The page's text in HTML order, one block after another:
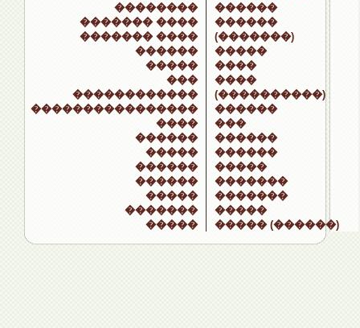
��������
������� ����
������� ����
������
�����
���
������������
����������������
����
������
�����
������
������
�����
�������
�����
������
������
(�������)
�����
����
����
(����������)
������
���
������
������
�����
�������
�������
�����
����� (������)